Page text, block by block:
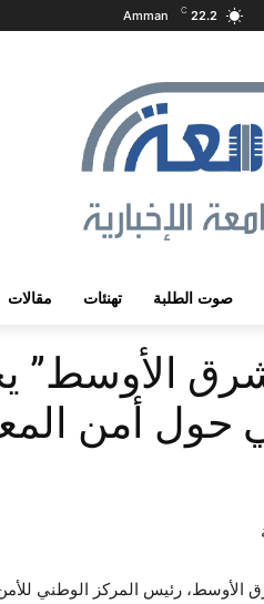
22.2
C
Amman
صوت الطلبة تهنئات مقالات
الأوسط”
حول أمن
الأوسط، رئيس المركز الوطني